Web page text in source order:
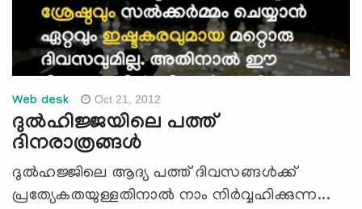
Web desk Oct 21, 2012
ദുല്‍ഹിജ്ജയിലെ പത്ത്‌
ദിനരാത്രങ്ങള്‍
ദുല്‍ഹജ്ജിലെ ആദ്യ പത്ത്‌ ദിവസങ്ങള്‍ക്ക്
പ്രത്യേകതയുള്ളതിനാല്‍ നാം നിര്‍വ്വഹിക്കുന്ന...